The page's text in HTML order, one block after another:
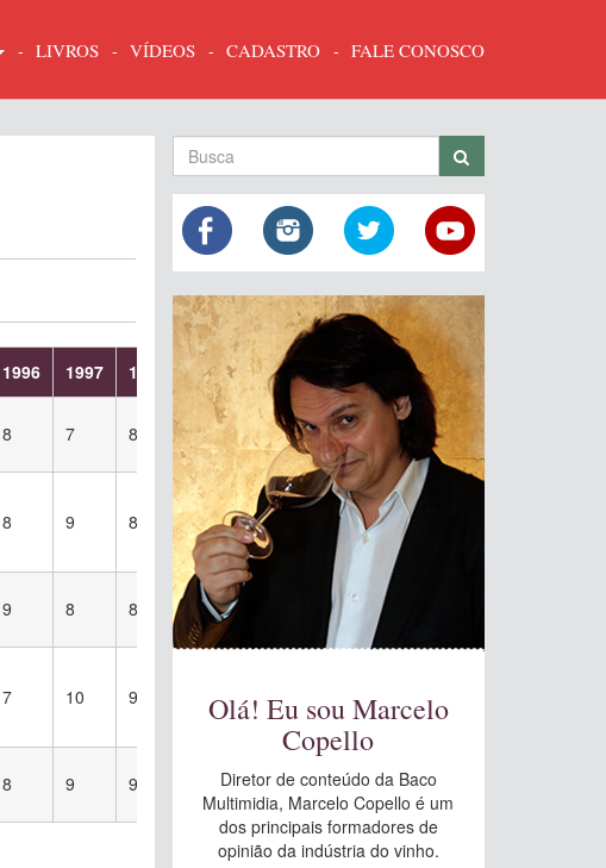
LIVROS VÍDEOS CADASTRO FALE CONOSCO
1996 1997 1998 1999 2000 2001 2002 2003
8 7 8 8 6 8
8 9 8 8 6 8
9 8 8 9 8
7 10 9 8
8 9 9 8 9 9
Olá! Eu sou Marcelo
Copello
Diretor de conteúdo da Baco
Multimidia, Marcelo Copello é um
dos principais formadores de
opinião da indústria do vinho.